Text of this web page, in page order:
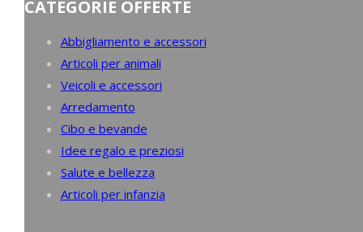
CATEGORIE OFFERTE
Abbigliamento e accessori
Articoli per animali
Veicoli e accessori
Arredamento
Cibo e bevande
Idee regalo e preziosi
Salute e bellezza
Articoli per infanzia